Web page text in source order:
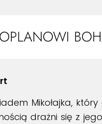
Mikołajka,
drażni się z